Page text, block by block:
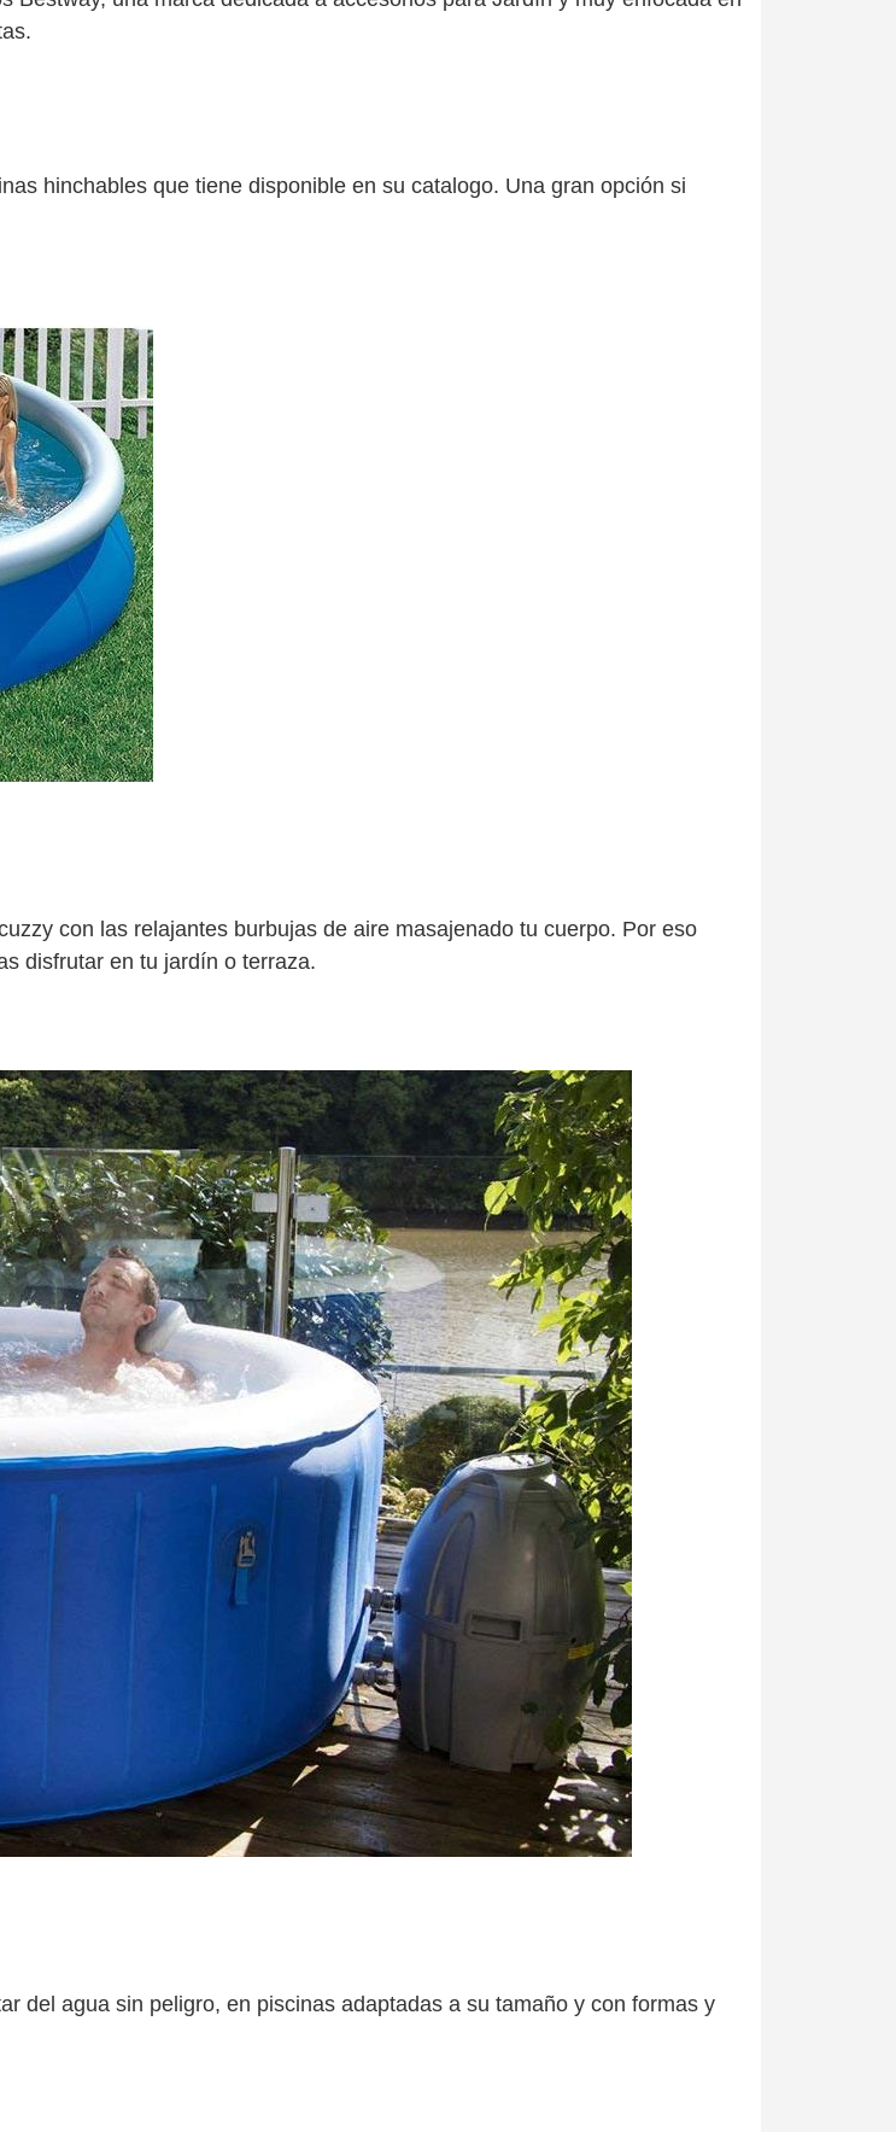
hinchables que tiene disponible en su catalogo. Una gran opción si
con las relajantes burbujas de aire masajenado tu cuerpo. Por eso
disfrutar en tu jardín o terraza.
del agua sin peligro, en piscinas adaptadas a su tamaño y con formas y